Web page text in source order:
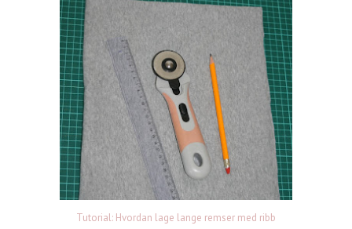
Tutorial: Hvordan lage lange remser med ribb